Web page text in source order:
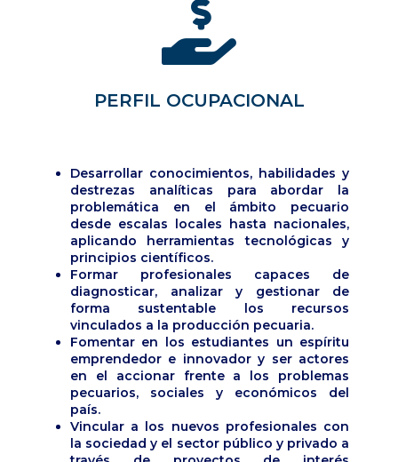
PERFIL OCUPACIONAL
Desarrollar conocimientos, habilidades y
destrezas analíticas para abordar la
problemática en el ámbito pecuario
desde escalas locales hasta nacionales,
aplicando herramientas tecnológicas y
principios científicos.
Formar profesionales capaces de
diagnosticar, analizar y gestionar de
forma sustentable los recursos
vinculados a la producción pecuaria.
Fomentar en los estudiantes un espíritu
emprendedor e innovador y ser actores
en el accionar frente a los problemas
pecuarios, sociales y económicos del
país.
Vincular a los nuevos profesionales con
la sociedad y el sector público y privado a